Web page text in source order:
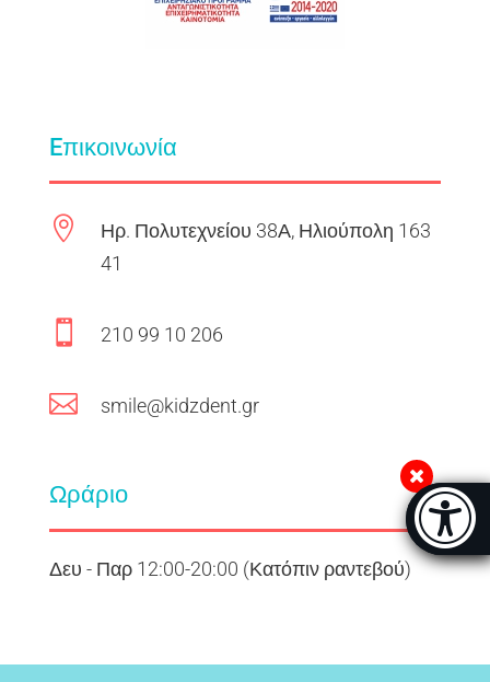
Μπάρα
Eπικοινωνία

Ηρ. Πολυτεχνείου 38Α, Ηλιούπολη 163
41
 210 99 10 206
 smile@kidzdent.gr
Ωράριο
Δευ - Παρ 12:00-20:00 (Κατόπιν ραντεβού)